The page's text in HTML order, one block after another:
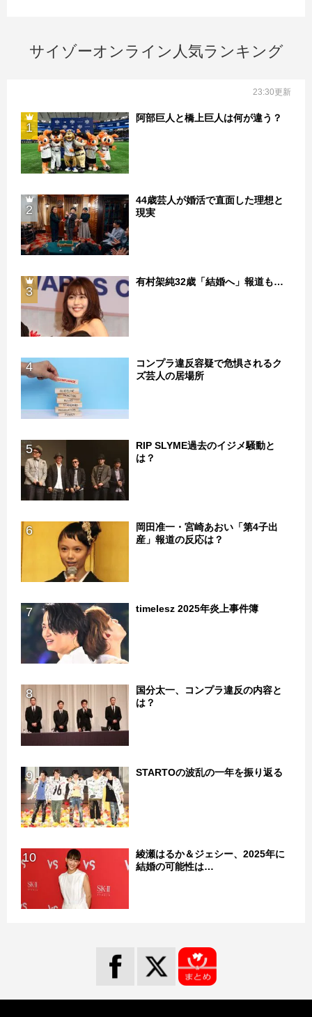
サイゾーオンライン人気ランキング
23:30更新
1
阿部巨人と橋上巨人は何が違う？
2
44歳芸人が婚活で直面した理想と
現実
3
有村架純32歳「結婚へ」報道も…
4
コンプラ違反容疑で危惧されるク
ズ芸人の居場所
5
RIP SLYME過去のイジメ騒動と
は？
6
岡田准一・宮崎あおい「第4子出
産」報道の反応は？
7 timelesz 2025年炎上事件簿
8
国分太一、コンプラ違反の内容と
は？
9 STARTOの波乱の一年を振り返る
10
綾瀬はるか＆ジェシー、2025年に
結婚の可能性は…